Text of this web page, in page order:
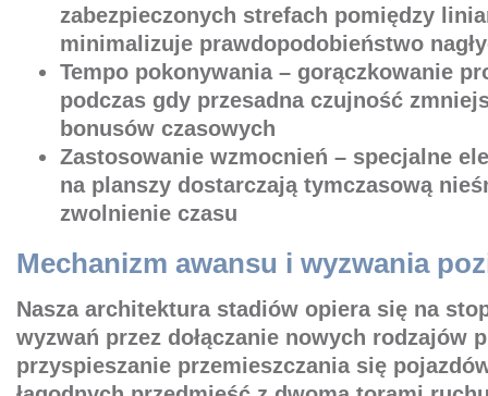
zabezpieczonych strefach pomiędzy
minimalizuje prawdopodobieństwo
Tempo pokonywania – gorączkowanie
podczas gdy przesadna czujność
bonusów czasowych
Zastosowanie wzmocnień – specjalne
na planszy dostarczają tymczasową
zwolnienie czasu
Mechanizm awansu i wyzwania
Nasza architektura stadiów opiera się na
wyzwań przez dołączanie nowych rodzajów
przyspieszanie przemieszczania się